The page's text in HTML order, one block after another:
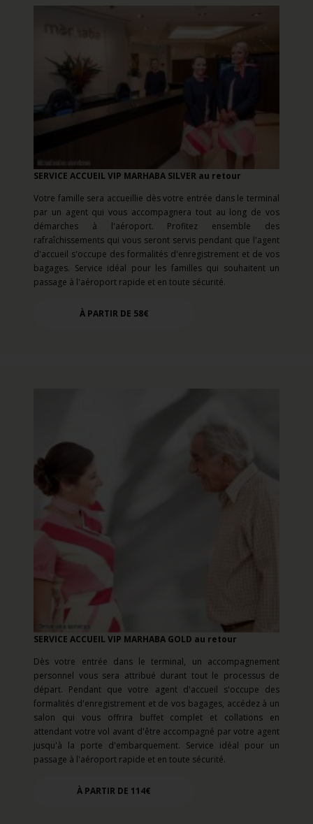
SERVICE ACCUEIL VIP MARHABA SILVER au retour
Votre famille sera accueillie dès votre entrée dans le terminal
par un agent qui vous accompagnera tout au long de vos
démarches à l'aéroport. Profitez ensemble des
rafraîchissements qui vous seront servis pendant que l'agent
d'accueil s'occupe des formalités d'enregistrement et de vos
bagages. Service idéal pour les familles qui souhaitent un
passage à l'aéroport rapide et en toute sécurité.
À PARTIR DE 58€
SERVICE ACCUEIL VIP MARHABA GOLD au retour
Dès votre entrée dans le terminal, un accompagnement
personnel vous sera attribué durant tout le processus de
départ. Pendant que votre agent d'accueil s'occupe des
formalités d'enregistrement et de vos bagages, accédez à un
salon qui vous offrira buffet complet et collations en
attendant votre vol avant d'être accompagné par votre agent
jusqu'à la porte d'embarquement. Service idéal pour un
passage à l'aéroport rapide et en toute sécurité.
À PARTIR DE 114€